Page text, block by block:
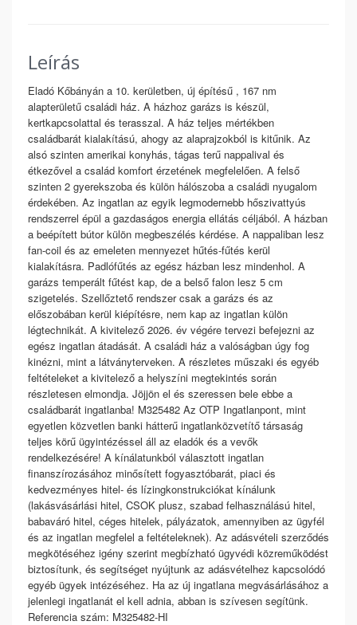
Leírás
Eladó Kőbányán a 10. kerületben, új építésű , 167 nm
alapterületű családi ház. A házhoz garázs is készül,
kertkapcsolattal és terasszal. A ház teljes mértékben
családbarát kialakítású, ahogy az alaprajzokból is kitűnik. Az
alsó szinten amerikai konyhás, tágas terű nappalival és
étkezővel a család komfort érzetének megfelelően. A felső
szinten 2 gyerekszoba és külön hálószoba a családi nyugalom
érdekében. Az ingatlan az egyik legmodernebb hőszivattyús
rendszerrel épül a gazdaságos energia ellátás céljából. A házban
a beépített bútor külön megbeszélés kérdése. A nappaliban lesz
fan-coil és az emeleten mennyezet hűtés-fűtés kerül
kialakításra. Padlófűtés az egész házban lesz mindenhol. A
garázs temperált fűtést kap, de a belső falon lesz 5 cm
szigetelés. Szellőztető rendszer csak a garázs és az
előszobában kerül kiépítésre, nem kap az ingatlan külön
légtechnikát. A kivitelező 2026. év végére tervezi befejezni az
egész ingatlan átadását. A családi ház a valóságban úgy fog
kinézni, mint a látványterveken. A részletes műszaki és egyéb
feltételeket a kivitelező a helyszíni megtekintés során
részletesen elmondja. Jöjjön el és szeressen bele ebbe a
családbarát ingatlanba! M325482 Az OTP Ingatlanpont, mint
egyetlen közvetlen banki hátterű ingatlanközvetítő társaság
teljes körű ügyintézéssel áll az eladók és a vevők
rendelkezésére! A kínálatunkból választott ingatlan
finanszírozásához minősített fogyasztóbarát, piaci és
kedvezményes hitel- és lízingkonstrukciókat kínálunk
(lakásvásárlási hitel, CSOK plusz, szabad felhasználású hitel,
babaváró hitel, céges hitelek, pályázatok, amennyiben az ügyfél
és az ingatlan megfelel a feltételeknek). Az adásvételi szerződés
megkötéséhez igény szerint megbízható ügyvédi közreműködést
biztosítunk, és segítséget nyújtunk az adásvételhez kapcsolódó
egyéb ügyek intézéséhez. Ha az új ingatlana megvásárlásához a
jelenlegi ingatlanát el kell adnia, abban is szívesen segítünk.
Referencia szám: M325482-HI